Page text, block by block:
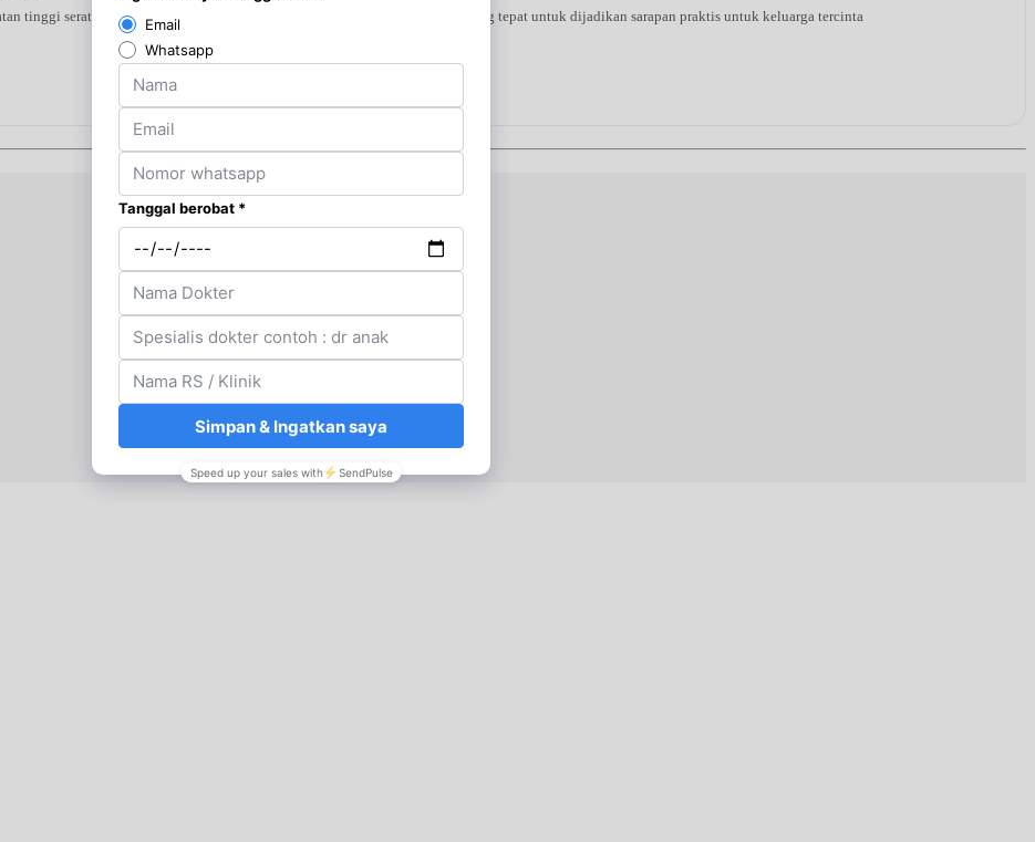
tinggi serat yang kaya akan nutrisi dan rendah kalori. Merupakan pilihan yang tepat untuk dijadikan sarapan praktis untuk keluarga tercinta